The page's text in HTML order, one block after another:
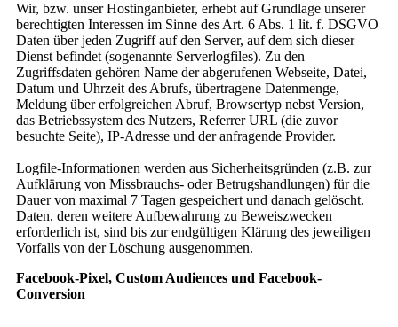
Wir, bzw. unser Hostinganbieter, erhebt auf Grundlage unserer
berechtigten Interessen im Sinne des Art. 6 Abs. 1 lit. f. DSGVO
Daten über jeden Zugriff auf den Server, auf dem sich dieser
Dienst befindet (sogenannte Serverlogfiles). Zu den
Zugriffsdaten gehören Name der abgerufenen Webseite, Datei,
Datum und Uhrzeit des Abrufs, übertragene Datenmenge,
Meldung über erfolgreichen Abruf, Browsertyp nebst Version,
das Betriebssystem des Nutzers, Referrer URL (die zuvor
besuchte Seite), IP-Adresse und der anfragende Provider.
Logfile-Informationen werden aus Sicherheitsgründen (z.B. zur
Aufklärung von Missbrauchs- oder Betrugshandlungen) für die
Dauer von maximal 7 Tagen gespeichert und danach gelöscht.
Daten, deren weitere Aufbewahrung zu Beweiszwecken
erforderlich ist, sind bis zur endgültigen Klärung des jeweiligen
Vorfalls von der Löschung ausgenommen.
Facebook-Pixel, Custom Audiences und Facebook-
Conversion